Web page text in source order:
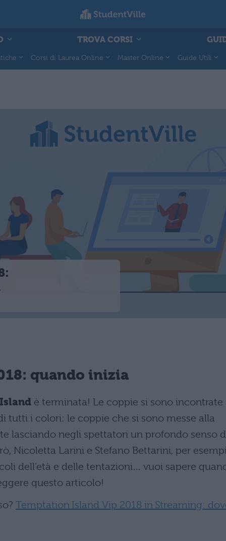
TROVA CORSI
Corsi di Laurea Online Master Online Guide Utili
quando inizia
è terminata! Le coppie si sono incontrate
tutti i colori: le coppie che si sono messe alla
lasciando negli spettatori un profondo senso
Nicoletta Larini e Stefano Bettarini, per
dell’età e delle tentazioni… vuoi sapere
questo articolo!
Temptation Island Vip 2018 in Streaming: